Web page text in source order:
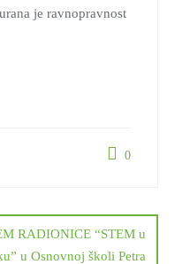
je ravnopravnost
0
RADIONICE “STEM u
u Osnovnoj školi Petra